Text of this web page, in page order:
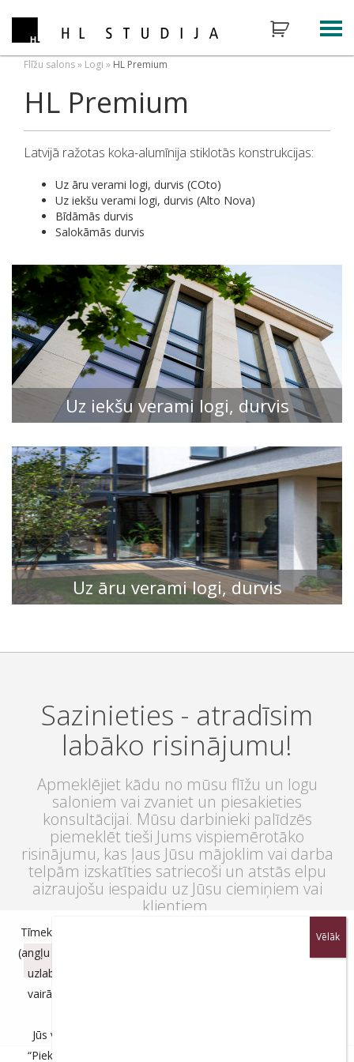
Flīžu salons» Logi » HL Premium
HL Premium
Latvijā ražotas koka-alumīnija stiklotās konstrukcijas:
Uz āru verami logi, durvis (COto)
Uz iekšu verami logi, durvis (Alto Nova)
Bīdāmās durvis
Salokāmās durvis
Uz iekšu verami logi, durvis
APSKATĪT
Uz āru verami logi, durvis
Sazinieties - atradīsim
labāko risinājumu!
Apmeklējiet kādu no mūsu flīžu un logu
saloniem vai zvaniet un piesakieties
konsultācijai. Mūsu darbinieki palīdzēs
piemeklēt tieši Jums vispiemērotāko
risinājumu, kas ļaus Jūsu mājoklim vai darba
telpām izskatīties satriecoši un atstās elpu
aizraujošu iespaidu uz Jūsu ciemiņiem vai
klientiem.
Tīmekļa vietnē tiek izmantotas mūsu un trešo pušu sīkdatnes
(angļu valodā „cookies”), lai nodrošinātu tās darbību, palīdzētu
uzlabot vietnes lietošanas pieredzi un kvalitāti. Lai uzzinātu
vairāk par mūsu sīkdatņu politiku, lūdzam ielūkoties sadaļā
Jūs varat piekrist visām sīkdatnēm, noklikšķinot uz pogas
“Piekrītu” vai noraidīt, noklikšķinot uz pogas “Nepiekrītu”. Ja